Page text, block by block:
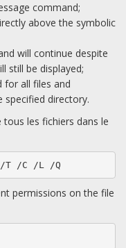
command;
above the symbolic
will continue despite
still be displayed;
for all files and
specified directory.
les fichiers dans le
T /C /L /Q
permissions on the file